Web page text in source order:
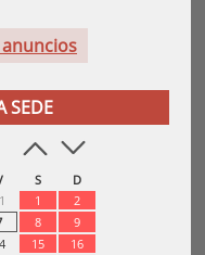
SEDE
S
D
1
2
8
9
15
16